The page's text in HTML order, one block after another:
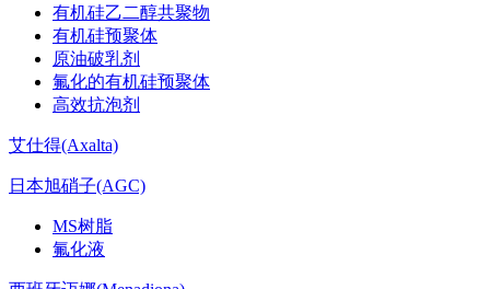
有机硅乙二醇共聚物
有机硅预聚体
原油破乳剂
氟化的有机硅预聚体
高效抗泡剂
艾仕得(Axalta)
日本旭硝子(AGC)
MS树脂
氟化液